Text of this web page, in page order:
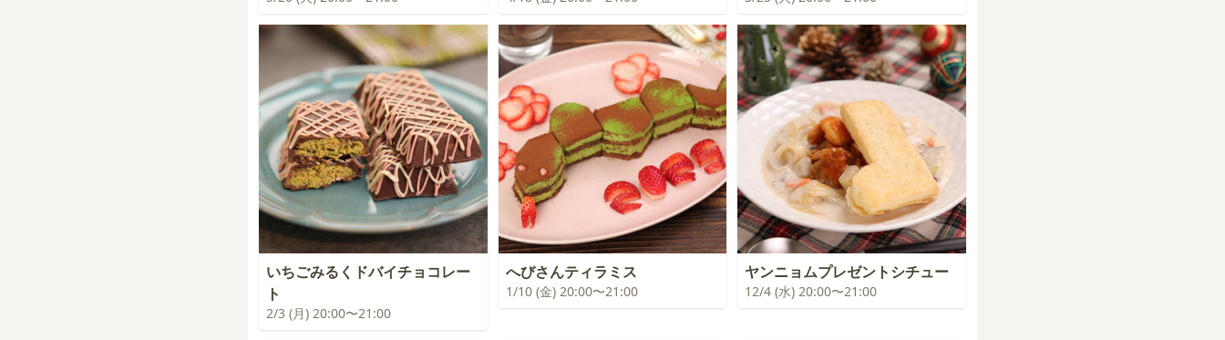
いちごみるくドバイチョコレー
ト
2/3 (月) 20:00〜21:00
へびさんティラミス
1/10 (金) 20:00〜21:00
ヤンニョムプレゼントシチュー
12/4 (水) 20:00〜21:00